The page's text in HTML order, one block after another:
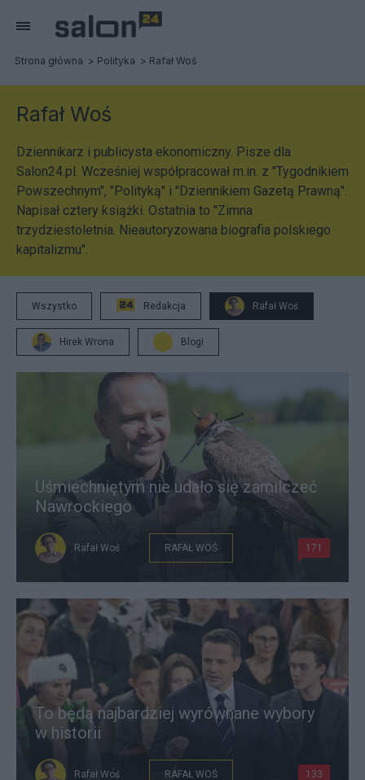
Strona główna Polityka Rafał Woś
Rafał Woś
Dziennikarz i publicysta ekonomiczny. Pisze dla
Salon24.pl. Wcześniej współpracował m.in. z "Tygodnikiem
Powszechnym", "Polityką" i "Dziennikiem Gazetą Prawną".
Napisał cztery książki. Ostatnia to "Zimna
trzydziestoletnia. Nieautoryzowana biografia polskiego
kapitalizmu".
Wszystko Redakcja Rafał Woś
Hirek Wrona Blogi
Uśmiechniętym nie udało się zamilczeć
Nawrockiego
Rafał Woś RAFAŁ WOŚ 171
To będą najbardziej wyrównane wybory
w historii
Rafał Woś RAFAŁ WOŚ 133